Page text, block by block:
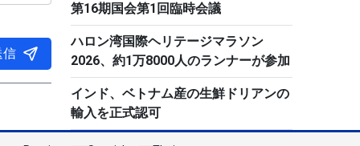
信
第16期国会第1回臨時会議
ハロン湾国際ヘリテージマラソン
2026、約1万8000人のランナーが参加
インド、ベトナム産の生鮮ドリアンの
輸入を正式認可